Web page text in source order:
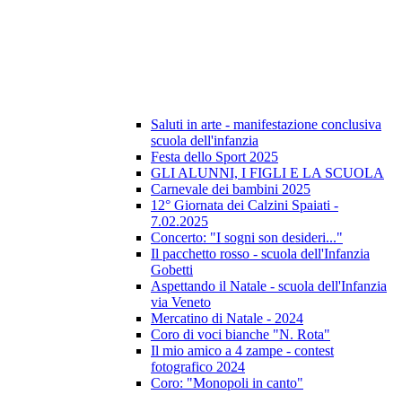
Saluti in arte - manifestazione conclusiva
scuola dell'infanzia
Festa dello Sport 2025
GLI ALUNNI, I FIGLI E LA SCUOLA
Carnevale dei bambini 2025
12° Giornata dei Calzini Spaiati -
7.02.2025
Concerto: "I sogni son desideri..."
Il pacchetto rosso - scuola dell'Infanzia
Gobetti
Aspettando il Natale - scuola dell'Infanzia
via Veneto
Mercatino di Natale - 2024
Coro di voci bianche "N. Rota"
Il mio amico a 4 zampe - contest
fotografico 2024
Coro: "Monopoli in canto"